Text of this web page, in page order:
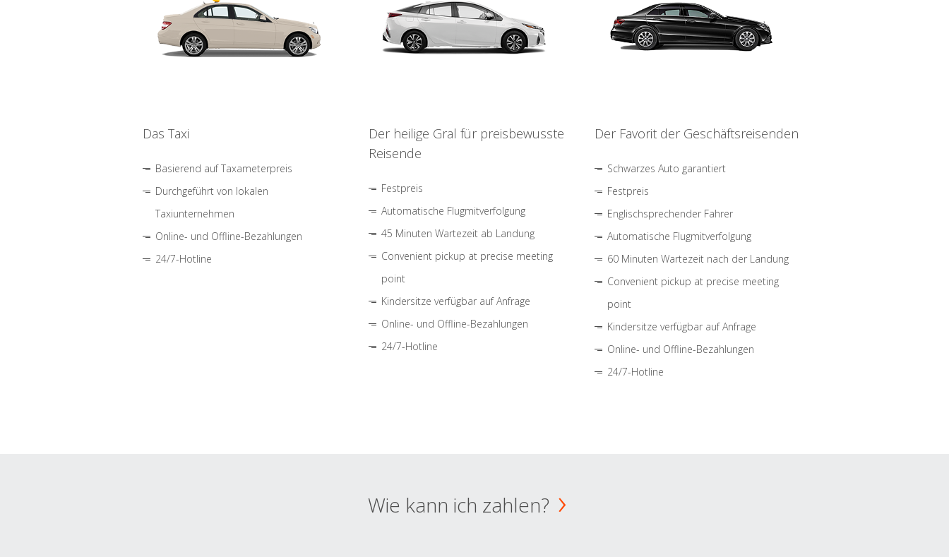
Das Taxi
Basierend auf Taxameterpreis
Durchgeführt von lokalen
Taxiunternehmen
Online- und Offline-Bezahlungen
24/7-Hotline
Der heilige Gral für preisbewusste
Reisende
Festpreis
Automatische Flugmitverfolgung
45 Minuten Wartezeit ab Landung
Convenient pickup at precise meeting
point
Kindersitze verfügbar auf Anfrage
Online- und Offline-Bezahlungen
24/7-Hotline
Der Favorit der Geschäftsreisenden
Schwarzes Auto garantiert
Festpreis
Englischsprechender Fahrer
Automatische Flugmitverfolgung
60 Minuten Wartezeit nach der Landung
Convenient pickup at precise meeting
point
Kindersitze verfügbar auf Anfrage
Online- und Offline-Bezahlungen
24/7-Hotline
Wie kann ich zahlen?